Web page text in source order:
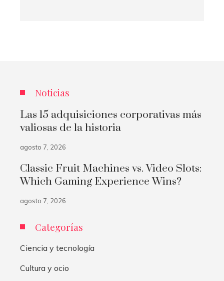
Noticias
Las 15 adquisiciones corporativas más
valiosas de la historia
agosto 7, 2026
Classic Fruit Machines vs. Video Slots:
Which Gaming Experience Wins?
agosto 7, 2026
Categorías
Ciencia y tecnología
Cultura y ocio